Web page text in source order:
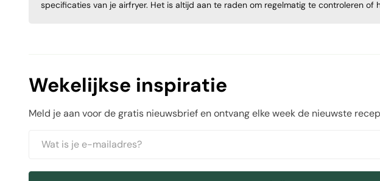
specificaties van je airfryer. Het is altijd aan te raden om regelmatig te controleren of
Wekelijkse inspiratie
Meld je aan voor de gratis nieuwsbrief en ontvang elke week de nieuwste